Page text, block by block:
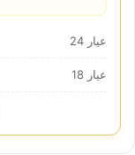
عيار 24
عيار 18